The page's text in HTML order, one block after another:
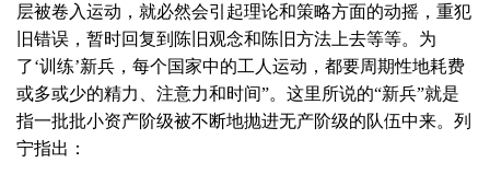
层被卷入运动，就必然会引起理论和策略方面的动摇，重犯
旧错误，暂时回复到陈旧观念和陈旧方法上去等等。为
了‘训练’新兵，每个国家中的工人运动，都要周期性地耗费
或多或少的精力、注意力和时间”。这里所说的“新兵”就是
指一批批小资产阶级被不断地抛进无产阶级的队伍中来。列
宁指出：